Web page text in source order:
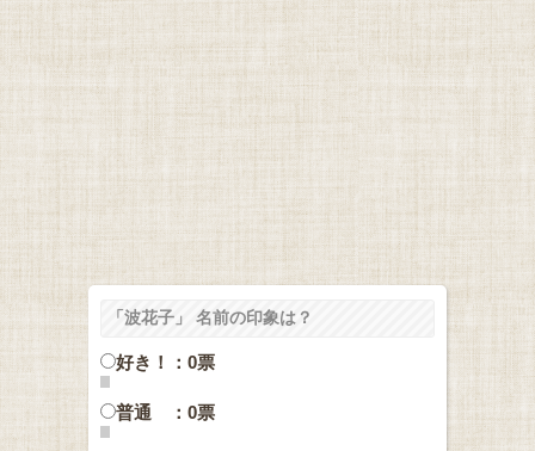
「波花子」 名前の印象は？
好き！：0票
普通 ：0票